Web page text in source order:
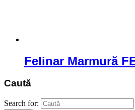
Felinar Marmură
Caută
Search for: